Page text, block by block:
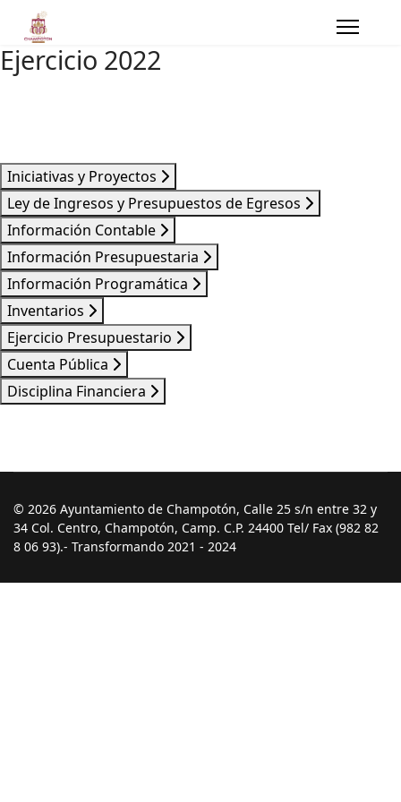
Ejercicio 2022
Iniciativas y Proyectos
Ley de Ingresos y Presupuestos de Egresos
Información Contable
Información Presupuestaria
Información Programática
Inventarios
Ejercicio Presupuestario
Cuenta Pública
Disciplina Financiera
© 2026 Ayuntamiento de Champotón, Calle 25 s/n entre 32 y
34 Col. Centro, Champotón, Camp. C.P. 24400 Tel/ Fax (982 82
8 06 93).- Transformando 2021 - 2024